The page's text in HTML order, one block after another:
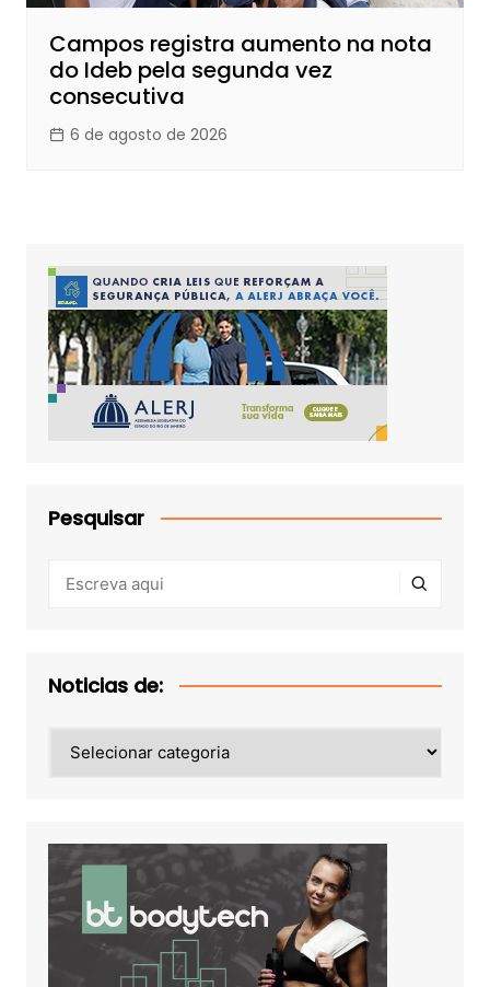
Campos registra aumento na nota
do Ideb pela segunda vez
consecutiva
6 de agosto de 2026
Pesquisar
Noticias de:
de: